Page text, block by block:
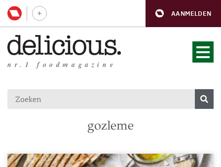
AANMELDEN
nr.1 foodmagazine
gozleme